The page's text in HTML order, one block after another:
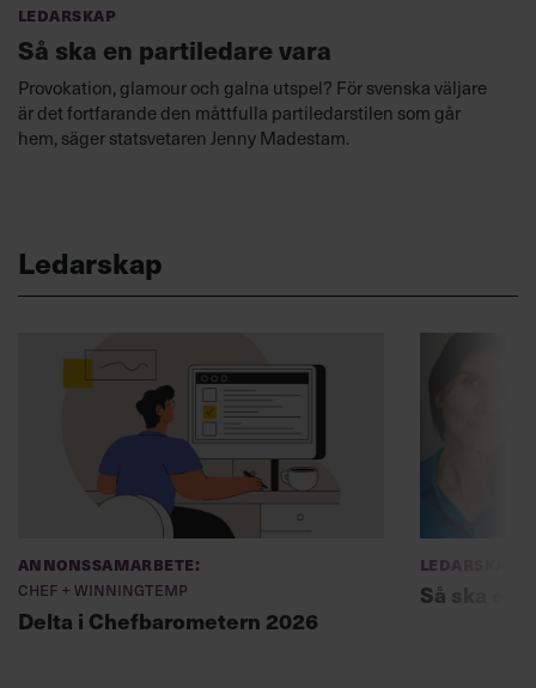
Ledarskap
Så ska en partiledare vara
Provokation, glamour och galna utspel? För svenska väljare
är det fortfarande den måttfulla partiledarstilen som går
hem, säger statsvetaren Jenny Madestam.
Ledarskap
Annonssamarbete:
Chef + Winningtemp
Delta i Chefbarometern 2026
Ledarskap
Så ska en